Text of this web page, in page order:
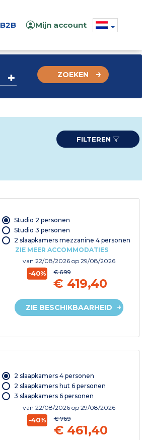
B2B Mijn account
ZOEKEN
FILTEREN
Studio 2 personen
Studio 3 personen
2 slaapkamers mezzanine 4 personen
ZIE MEER ACCOMMODATIES
van 22/08/2026 op 29/08/2026
-40% € 699
€ 419,40
ZIE BESCHIKBAARHEID
2 slaapkamers 4 personen
2 slaapkamers hut 6 personen
3 slaapkamers 6 personen
van 22/08/2026 op 29/08/2026
-40% € 769
€ 461,40